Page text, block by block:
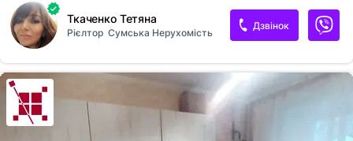
За детальною інформацією і переглядом звертайтеся за тел
[телефон приховано]Таня
Ткаченко Тетяна
Рієлтор Сумська Нерухомість
Дзвінок